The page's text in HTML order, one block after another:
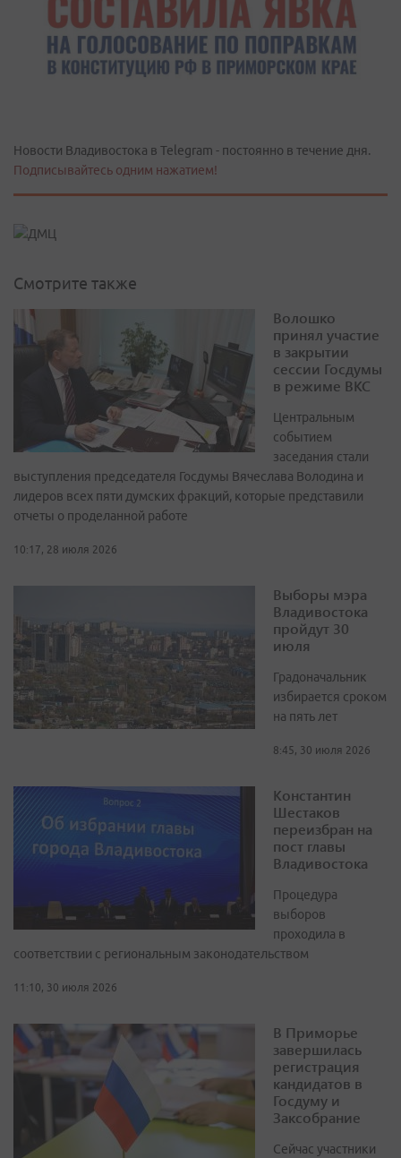
Новости Владивостока в Telegram - постоянно в течение дня.
Подписывайтесь одним нажатием!
Смотрите также
Волошко
принял участие
в закрытии
сессии Госдумы
в режиме ВКС
Центральным
событием
заседания стали
выступления председателя Госдумы Вячеслава Володина и
лидеров всех пяти думских фракций, которые представили
отчеты о проделанной работе
10:17, 28 июля 2026
Выборы мэра
Владивостока
пройдут 30
июля
Градоначальник
избирается сроком
на пять лет
8:45, 30 июля 2026
Константин
Шестаков
переизбран на
пост главы
Владивостока
Процедура
выборов
проходила в
соответствии с региональным законодательством
11:10, 30 июля 2026
В Приморье
завершилась
регистрация
кандидатов в
Госдуму и
Заксобрание
Сейчас участники